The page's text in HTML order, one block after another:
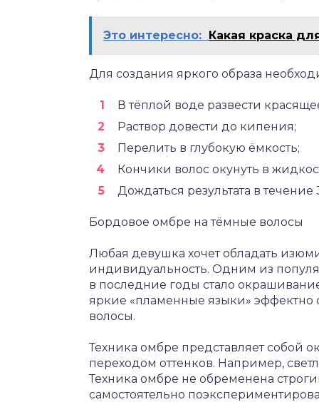
Это интересно: Какая краска
Для создания яркого образа
В тёплой воде развести
Раствор довести до кипения;
Перелить в глубокую ёмкость;
Кончики волос окунуть в
Дождаться результата в течение
Бордовое омбре на тёмные волосы
Любая девушка хочет обладать
индивидуальность. Одним из
в последние годы стало
яркие «пламенные языки» эффектно
волосы.
Техника омбре представляет собой
переходом оттенков. Например,
Техника омбре не обременена
самостоятельно